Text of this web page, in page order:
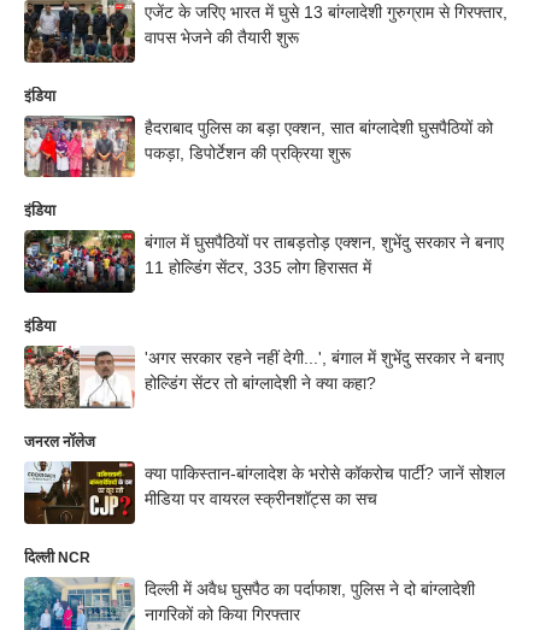
एजेंट के जरिए भारत में घुसे 13 बांग्लादेशी गुरुग्राम से गिरफ्तार,
वापस भेजने की तैयारी शुरू
इंडिया
हैदराबाद पुलिस का बड़ा एक्शन, सात बांग्लादेशी घुसपैठियों को
पकड़ा, डिपोर्टेशन की प्रक्रिया शुरू
इंडिया
बंगाल में घुसपैठियों पर ताबड़तोड़ एक्शन, शुभेंदु सरकार ने बनाए
11 होल्डिंग सेंटर, 335 लोग हिरासत में
इंडिया
'अगर सरकार रहने नहीं देगी...', बंगाल में शुभेंदु सरकार ने बनाए
होल्डिंग सेंटर तो बांग्लादेशी ने क्या कहा?
जनरल नॉलेज
क्या पाकिस्तान-बांग्लादेश के भरोसे कॉकरोच पार्टी? जानें सोशल
मीडिया पर वायरल स्क्रीनशॉट्स का सच
दिल्ली NCR
दिल्ली में अवैध घुसपैठ का पर्दाफाश, पुलिस ने दो बांग्लादेशी
नागरिकों को किया गिरफ्तार